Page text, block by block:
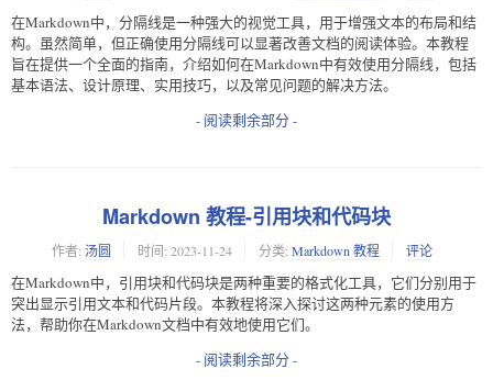
在Markdown中，分隔线是一种强大的视觉工具，用于增强文本的布局和结
构。虽然简单，但正确使用分隔线可以显著改善文档的阅读体验。本教程
旨在提供一个全面的指南，介绍如何在Markdown中有效使用分隔线，包括
基本语法、设计原理、实用技巧，以及常见问题的解决方法。
- 阅读剩余部分 -
Markdown 教程-引用块和代码块
作者: 汤圆 时间: 2023-11-24 分类: Markdown 教程 评论
在Markdown中，引用块和代码块是两种重要的格式化工具，它们分别用于
突出显示引用文本和代码片段。本教程将深入探讨这两种元素的使用方
法，帮助你在Markdown文档中有效地使用它们。
- 阅读剩余部分 -